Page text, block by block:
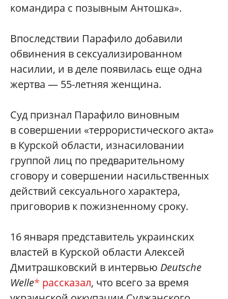
командира с позывным Антошка».
Впоследствии Парафило добавили
обвинения в сексуализированном
насилии, и в деле появилась еще одна
жертва — 55-летняя женщина.
Суд признал Парафило виновным
в совершении «террористического акта»
в Курской области, изнасиловании
группой лиц по предварительному
сговору и совершении насильственных
действий сексуального характера,
приговорив к пожизненному сроку.
16 января представитель украинских
властей в Курской области Алексей
Дмитрашковский в интервью Deutsche
Welle* рассказал, что всего за время